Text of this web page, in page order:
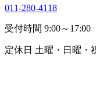
011-280-4118
受付時間 9:00～17:00
定休日 土曜・日曜・